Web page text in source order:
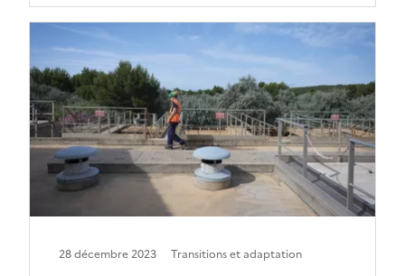
28 décembre 2023 Transitions et adaptation